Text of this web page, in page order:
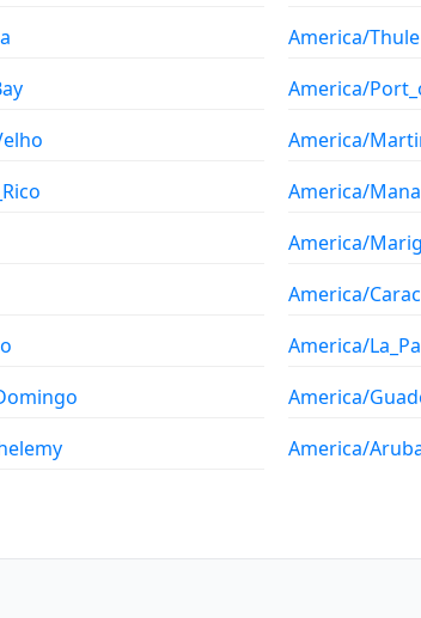
America/Thule
America/
America/
America/
America/
America/
America/
America/
America/